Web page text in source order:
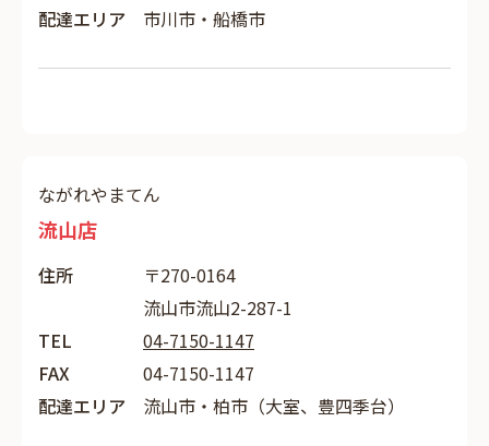
配達エリア 市川市・船橋市
ながれやまてん
流山店
住所
〒270-0164
流山市流山2-287-1
TEL
04-7150-1147
FAX
04-7150-1147
配達エリア
流山市・柏市（大室、豊四季台）